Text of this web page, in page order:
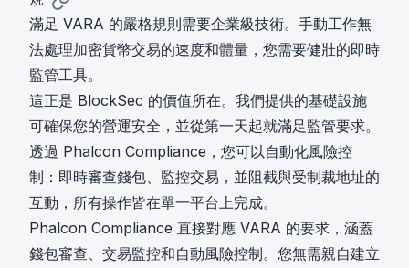
滿足 VARA 的嚴格規則需要企業級技術。手動工作無
法處理加密貨幣交易的速度和體量，您需要健壯的即時
監管工具。
這正是 BlockSec 的價值所在。我們提供的基礎設施
可確保您的營運安全，並從第一天起就滿足監管要求。
透過 Phalcon Compliance ，您可以自動化風險控
制：即時審查錢包、監控交易，並阻截與受制裁地址的
互動，所有操作皆在單一平台上完成。
Phalcon Compliance 直接對應 VARA 的要求，涵蓋
錢包審查、交易監控和自動風險控制。您無需親自建立